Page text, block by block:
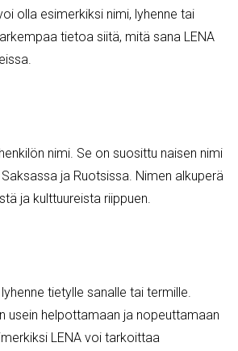
olla esimerkiksi nimi, lyhenne tai
tietoa siitä, mitä sana LENA
nimi. Se on suosittu naisen nimi
ja Ruotsissa. Nimen alkuperä
ja kulttuureista riippuen.
tietylle sanalle tai termille.
usein helpottamaan ja nopeuttamaan
LENA voi tarkoittaa